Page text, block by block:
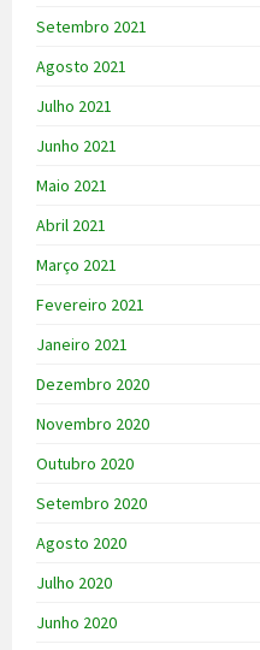
Setembro 2021
Agosto 2021
Julho 2021
Junho 2021
Maio 2021
Abril 2021
Março 2021
Fevereiro 2021
Janeiro 2021
Dezembro 2020
Novembro 2020
Outubro 2020
Setembro 2020
Agosto 2020
Julho 2020
Junho 2020